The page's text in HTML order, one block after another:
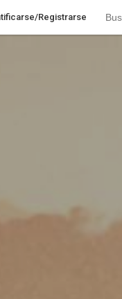
Registrarse